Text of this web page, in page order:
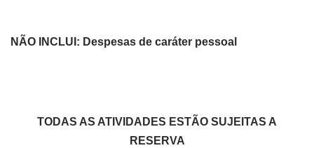
NÃO INCLUI: Despesas de caráter pessoal
TODAS AS ATIVIDADES ESTÃO SUJEITAS A
RESERVA